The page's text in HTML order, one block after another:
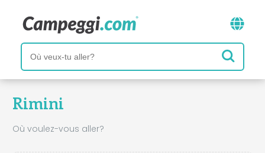
Rimini
Où voulez-vous aller?